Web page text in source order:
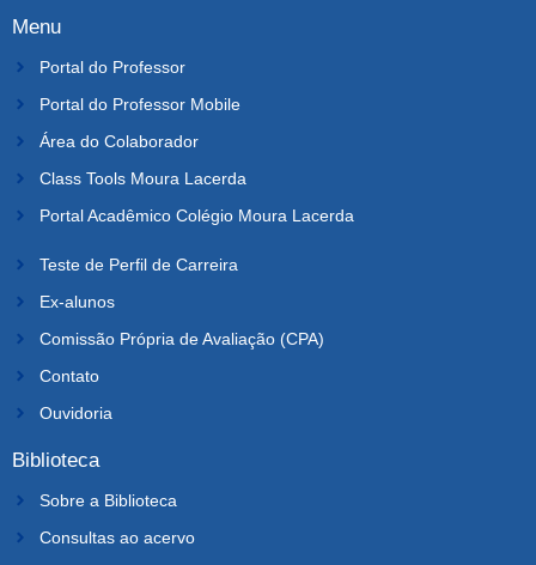
Menu
Portal do Professor
Portal do Professor Mobile
Área do Colaborador
Class Tools Moura Lacerda
Portal Acadêmico Colégio Moura Lacerda
Teste de Perfil de Carreira
Ex-alunos
Comissão Própria de Avaliação (CPA)
Contato
Ouvidoria
Biblioteca
Sobre a Biblioteca
Consultas ao acervo